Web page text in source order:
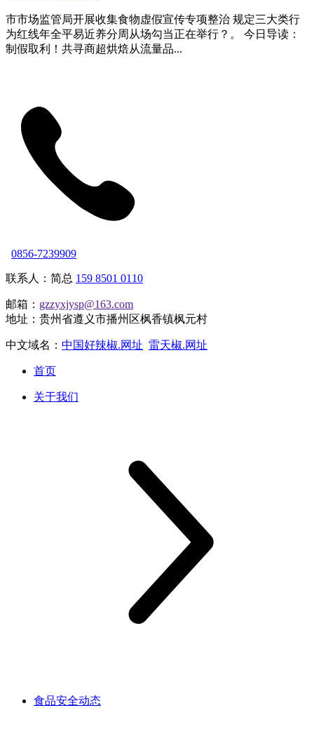
市市场监管局开展收集食物虚假宣传专项整治 规定三大类行
为红线年全平易近养分周从场勾当正在举行？。 今日导读：
制假取利！共寻商超烘焙从流量品...
0856-7239909
联系人：简总 159 8501 0110
邮箱： gzzyxjysp@163.com
地址：贵州省遵义市播州区枫香镇枫元村
中文域名： 中国好辣椒.网址 雷天椒.网址
首页
关于我们
食品安全动态